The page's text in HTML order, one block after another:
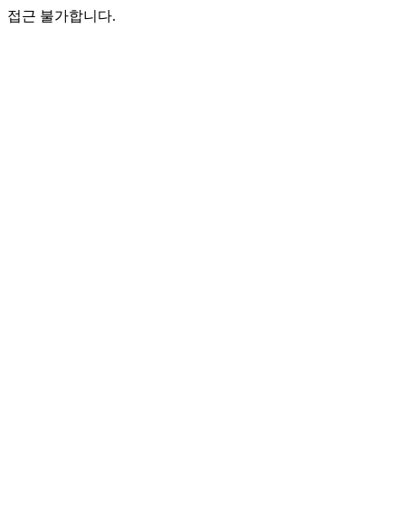
접근 불가합니다.